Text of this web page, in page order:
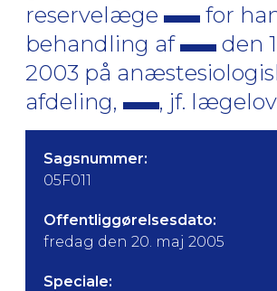
reservelæge
for
behandling af
den
2003 på
afdeling,
, jf.
Sagsnummer:
05F011
Offentliggørelsesdato:
fredag den 20. maj 2005
Speciale: